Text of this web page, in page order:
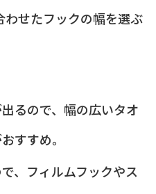
せたフックの幅を選ぶ
るので、幅の広いタオ
すすめ。
、フィルムフックやス